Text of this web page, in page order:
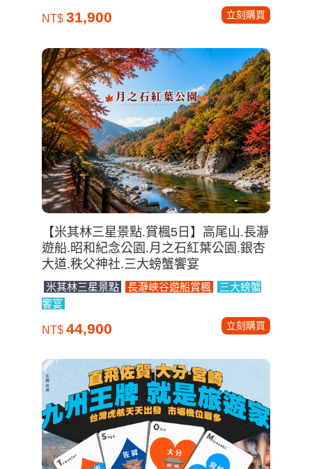
NT$ 31,900 立刻購買
【米其林三星景點.賞楓5日】高尾山.長瀞
遊船.昭和紀念公園.月之石紅葉公園.銀杏
大道.秩父神社.三大螃蟹饗宴
米其林三星景點 長瀞峽谷遊船賞楓
三大螃蟹
饗宴
NT$ 44,900 立刻購買